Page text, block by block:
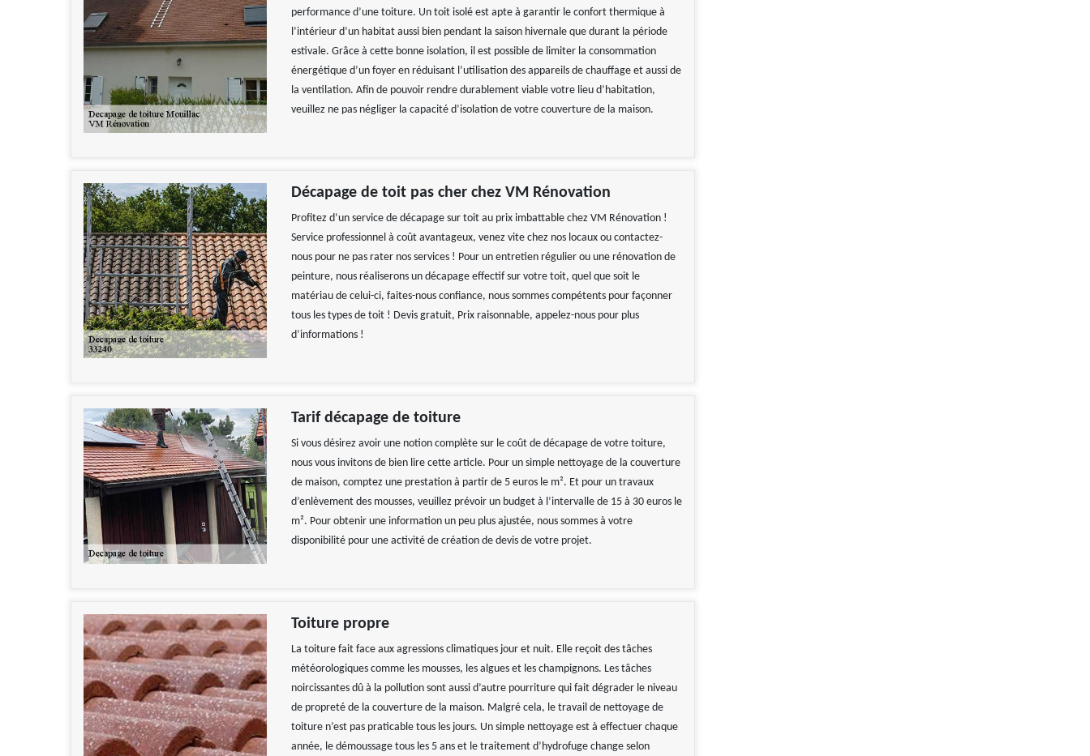
performance d’une toiture. Un toit isolé est apte à garantir le confort thermique à
l’intérieur d’un habitat aussi bien pendant la saison hivernale que durant la période
estivale. Grâce à cette bonne isolation, il est possible de limiter la consommation
énergétique d’un foyer en réduisant l’utilisation des appareils de chauffage et aussi de
la ventilation. Afin de pouvoir rendre durablement viable votre lieu d’habitation,
veuillez ne pas négliger la capacité d’isolation de votre couverture de la maison.
Décapage de toit pas cher chez VM Rénovation
Profitez d’un service de décapage sur toit au prix imbattable chez VM Rénovation !
Service professionnel à coût avantageux, venez vite chez nos locaux ou contactez-
nous pour ne pas rater nos services ! Pour un entretien régulier ou une rénovation de
peinture, nous réaliserons un décapage effectif sur votre toit, quel que soit le
matériau de celui-ci, faites-nous confiance, nous sommes compétents pour façonner
tous les types de toit ! Devis gratuit, Prix raisonnable, appelez-nous pour plus
d’informations !
Tarif décapage de toiture
Si vous désirez avoir une notion complète sur le coût de décapage de votre toiture,
nous vous invitons de bien lire cette article. Pour un simple nettoyage de la couverture
de maison, comptez une prestation à partir de 5 euros le m². Et pour un travaux
d’enlèvement des mousses, veuillez prévoir un budget à l’intervalle de 15 à 30 euros le
m². Pour obtenir une information un peu plus ajustée, nous sommes à votre
disponibilité pour une activité de création de devis de votre projet.
Toiture propre
La toiture fait face aux agressions climatiques jour et nuit. Elle reçoit des tâches
météorologiques comme les mousses, les algues et les champignons. Les tâches
noircissantes dû à la pollution sont aussi d’autre pourriture qui fait dégrader le niveau
de propreté de la couverture de la maison. Malgré cela, le travail de nettoyage de
toiture n’est pas praticable tous les jours. Un simple nettoyage est à effectuer chaque
année, le démoussage tous les 5 ans et le traitement d’hydrofuge change selon